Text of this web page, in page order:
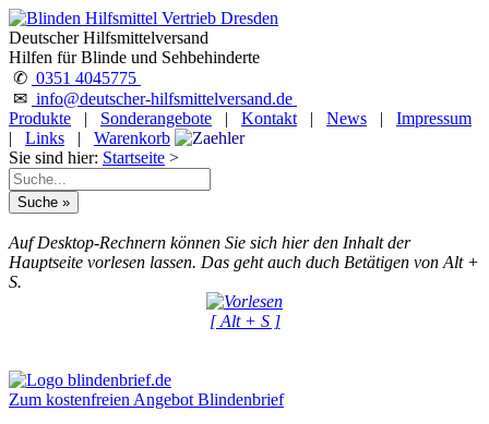
Deutscher Hilfsmittelversand
Hilfen für Blinde und Sehbehinderte
✆ 0351 4045775
✉ info@deutscher-hilfsmittelversand.de
Produkte
| Sonderangebote | Kontakt | News |
Impressum
|
Links |
Warenkorb
Sie sind hier: Startseite >
Auf Desktop-Rechnern können Sie sich hier den Inhalt der
Hauptseite vorlesen lassen. Das geht auch duch Betätigen von Alt +
S.
[ Alt + S ]
Zum kostenfreien Angebot Blindenbrief